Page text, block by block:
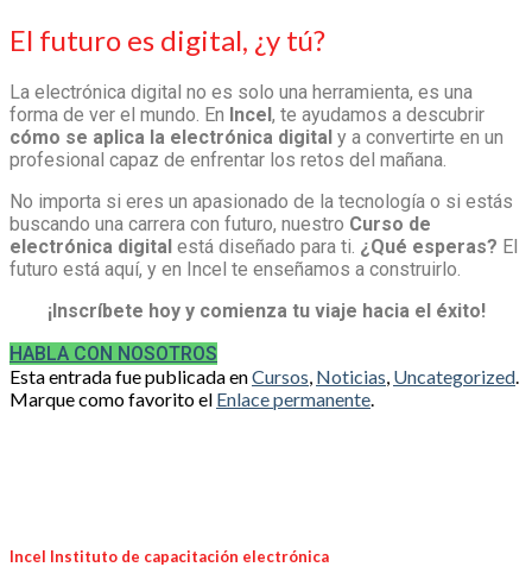
El futuro es digital, ¿y tú?
La electrónica digital no es solo una herramienta, es una
forma de ver el mundo. En Incel, te ayudamos a descubrir
cómo se aplica la electrónica digital y a convertirte en un
profesional capaz de enfrentar los retos del mañana.
No importa si eres un apasionado de la tecnología o si estás
buscando una carrera con futuro, nuestro Curso de
electrónica digital está diseñado para ti. ¿Qué esperas? El
futuro está aquí, y en Incel te enseñamos a construirlo.
¡Inscríbete hoy y comienza tu viaje hacia el éxito!
HABLA CON NOSOTROS
Esta entrada fue publicada enCursos Noticias Uncategorized
Marque como favorito el Enlace permanente
Incel Instituto de capacitación electrónica